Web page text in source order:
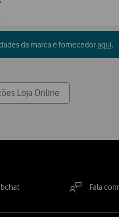
da marca e fornecedoraqui.
Loja Online
Fala